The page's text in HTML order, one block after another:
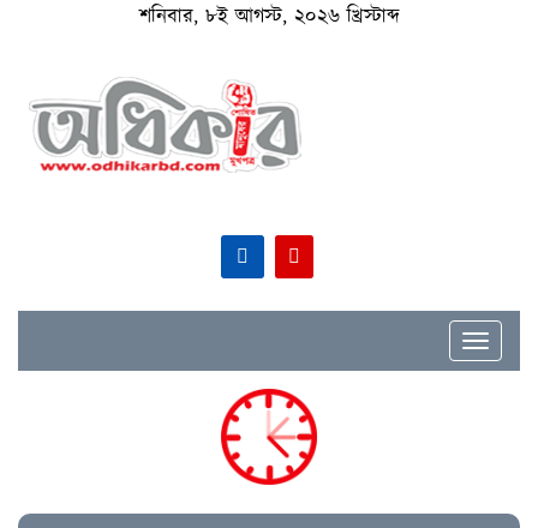
শনিবার, ৮ই আগস্ট, ২০২৬ খ্রিস্টাব্দ
Toggle